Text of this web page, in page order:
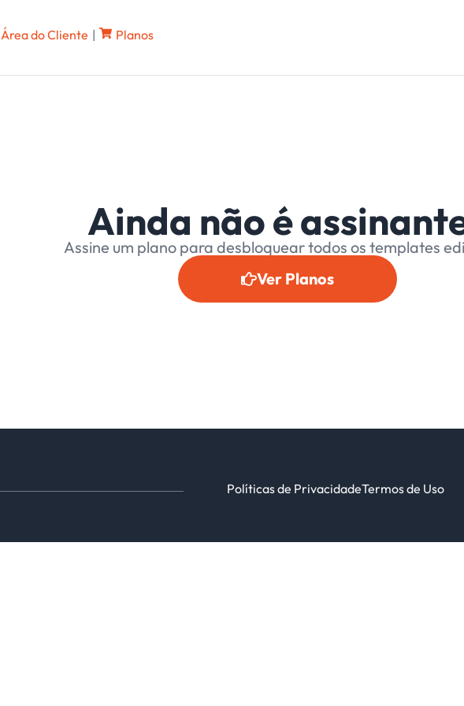
Área do Cliente | Planos
Ainda não é
Assine um plano para desbloquear todos os templates
Ver Planos
Políticas de PrivacidadeTermos de Uso